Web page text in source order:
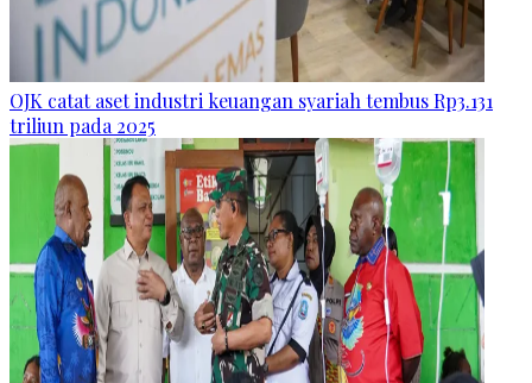
OJK catat aset industri keuangan syariah tembus Rp3.131
triliun pada 2025